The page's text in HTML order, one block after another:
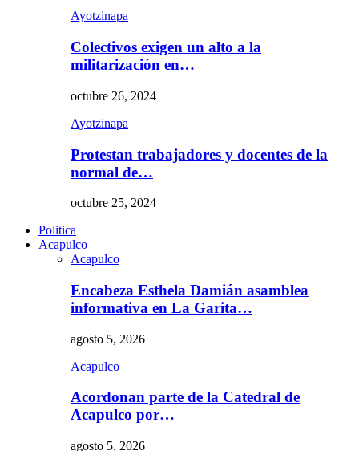
Ayotzinapa
Colectivos exigen un alto a la
militarización en…
octubre 26, 2024
Ayotzinapa
Protestan trabajadores y docentes de la
normal de…
octubre 25, 2024
Politica
Acapulco
Acapulco
Encabeza Esthela Damián asamblea
informativa en La Garita…
agosto 5, 2026
Acapulco
Acordonan parte de la Catedral de
Acapulco por…
agosto 5, 2026